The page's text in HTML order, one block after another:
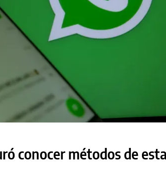
conocer métodos de